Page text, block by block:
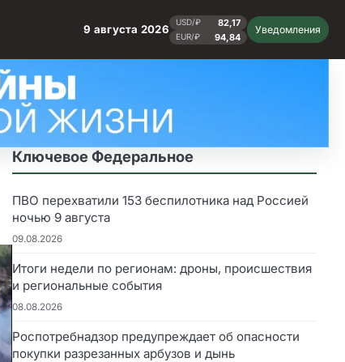
9 августа 2026
USD/₽ 82,17
EUR/₽ 94,84
Уведомления
Ключевое Федеральное
ПВО перехватили 153 беспилотника над Россией
ночью 9 августа
09.08.2026
Итоги недели по регионам: дроны, происшествия
и региональные события
08.08.2026
Роспотребнадзор предупреждает об опасности
покупки разрезанных арбузов и дынь